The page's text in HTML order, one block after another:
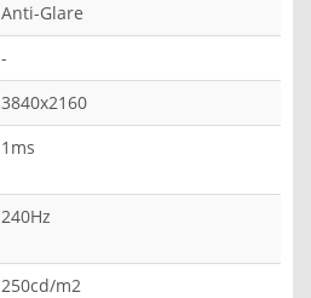
Anti-Glare
-
3840x2160
1ms
240Hz
250cd/m2